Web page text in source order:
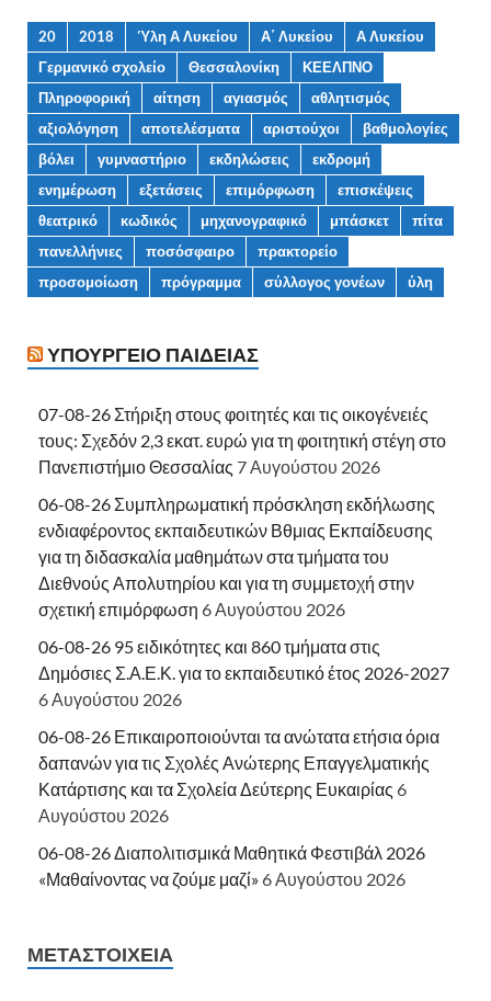
20 2018 Ύλη Α Λυκείου Α΄ Λυκείου
Α Λυκείου
Γερμανικό σχολείο
Θεσσαλονίκη
ΚΕΕΛΠΝΟ
Πληροφορική
αίτηση αγιασμός
αθλητισμός
αξιολόγηση
αποτελέσματα αριστούχοι
βαθμολογίες
βόλει
γυμναστήριο εκδηλώσεις
εκδρομή
ενημέρωση
εξετάσεις επιμόρφωση
επισκέψεις
θεατρικό
κωδικός μηχανογραφικό μπάσκετ
πίτα
πανελλήνιες
ποσόσφαιρο
πρακτορείο
προσομοίωση
πρόγραμμα σύλλογος γονέων ύλη
ΥΠΟΥΡΓΕΊΟ ΠΑΙΔΕΊΑΣ
07-08-26 Στήριξη στους φοιτητές και τις οικογένειές
τους: Σχεδόν 2,3 εκατ. ευρώ για τη φοιτητική στέγη στο
Πανεπιστήμιο Θεσσαλίας 7 Αυγούστου 2026
06-08-26 Συμπληρωματική πρόσκληση εκδήλωσης
ενδιαφέροντος εκπαιδευτικών Βθμιας Εκπαίδευσης
για τη διδασκαλία μαθημάτων στα τμήματα του
Διεθνούς Απολυτηρίου και για τη συμμετοχή στην
σχετική επιμόρφωση 6 Αυγούστου 2026
06-08-26 95 ειδικότητες και 860 τμήματα στις
Δημόσιες Σ.Α.Ε.Κ. για το εκπαιδευτικό έτος 2026-2027
6 Αυγούστου 2026
06-08-26 Επικαιροποιούνται τα ανώτατα ετήσια όρια
δαπανών για τις Σχολές Ανώτερης Επαγγελματικής
Κατάρτισης και τα Σχολεία Δεύτερης Ευκαιρίας 6
Αυγούστου 2026
06-08-26 Διαπολιτισμικά Μαθητικά Φεστιβάλ 2026
«Μαθαίνοντας να ζούμε μαζί» 6 Αυγούστου 2026
ΜΕΤΑΣΤΟΙΧΕΊΑ